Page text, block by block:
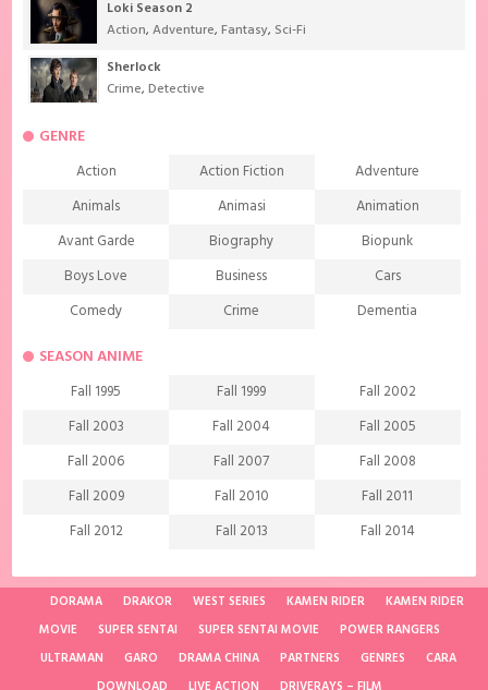
Loki Season 2
Action,Adventure,Fantasy, Sci-Fi
Sherlock
Crime,Detective
GENRE
Action Action Fiction
Adventure
Animals
Animasi
Animation
Avant Garde
Biography
Biopunk
Boys Love
Business
Cars
Comedy
Crime
Dementia
Demons
Drama
Ecchi
Extreme sports
Family
Fantasy
Food
Friendship
Game
Gourmet
Harem
Historical
History
Horror
Investigation
Josei
Magic
Manga
Martial Arts
Mature
Mecha
Medical
Medieval fantasy
Melodrama
Military
SEASON ANIME
Fall 1995 Fall 1999
Fall 2002
Fall 2003
Fall 2004
Fall 2005
Fall 2006
Fall 2007
Fall 2008
Fall 2009
Fall 2010
Fall 2011
Fall 2012
Fall 2013
Fall 2014
Fall 2018
Fall 2019
Fall 2020
Fall 2021
Spring 1997
Spring 1998
DORAMA DRAKOR WEST SERIES KAMEN RIDER
KAMEN RIDER
MOVIE
SUPER SENTAI SUPER SENTAI MOVIE
POWER RANGERS
ULTRAMAN
GARO DRAMA CHINA PARTNERS GENRES
CARA